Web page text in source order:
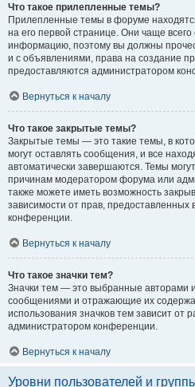
Что такое прилепленные темы?
Прилепленные темы в форуме
на его первой странице. Они чаще
информацию, поэтому вы должны
и с объявлениями, права на создание
предоставляются администратором
Вернуться к началу
Что такое закрытые темы?
Закрытые темы — это такие темы, в
могут оставлять сообщения, и все
автоматически завершаются. Темы
причинам модератором форума или
также можете иметь возможность
зависимости от прав,
конференции.
Вернуться к началу
Что такое значки тем?
Значки тем — это выбранные авторами
сообщениями и отражающие их
использования значков тем зависит от
администратором конференции.
Вернуться к началу
Уровни пользователей и